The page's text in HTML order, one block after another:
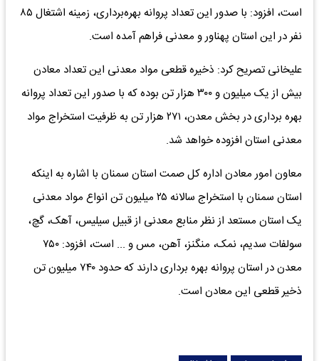
است، افزود: با صدور این تعداد پروانه بهره‌برداری، زمینه اشتغال ۸۵
نفر در این استان پهناور و معدنی فراهم آمده است.
علیخانی تصریح کرد: ذخیره قطعی مواد معدنی این تعداد معادن
بیش از یک میلیون و ۳۰۰ هزار تن بوده که با صدور این تعداد پروانه
بهره برداری در بخش معدن، ۲۷۱ هزار تن به ظرفیت استخراج مواد
معدنی استان افزوده خواهد شد.
معاون امور معادن اداره کل صمت استان سمنان با اشاره به اینکه‌
استان سمنان با استخراج سالانه ۲۵ میلیون تن انواع مواد معدنی
یک استان مستعد از نظر منابع معدنی از قبیل سیلیس، آهک، گچ،
سولفات سدیم، نمک، منگنز، آهن، مس و ... است، افزود: ۷۵۰
معدن در استان پروانه بهره برداری دارند که حدود ۷۴۰ میلیون تن
ذخیر قطعی این معادن است.